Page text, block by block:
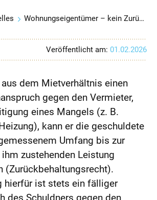
Wohnungseigentümer – kein Zurückbehaltungsrecht beim Wohngeld
Veröffentlicht am: 01.02.2026
dem Mietverhältnis einen
gegen den Vermieter,
eines Mangels (z. B.
kann er die geschuldete
Umfang bis zur
zustehenden Leistung
(Zurückbehaltungsrecht).
hierfür ist stets ein fälliger